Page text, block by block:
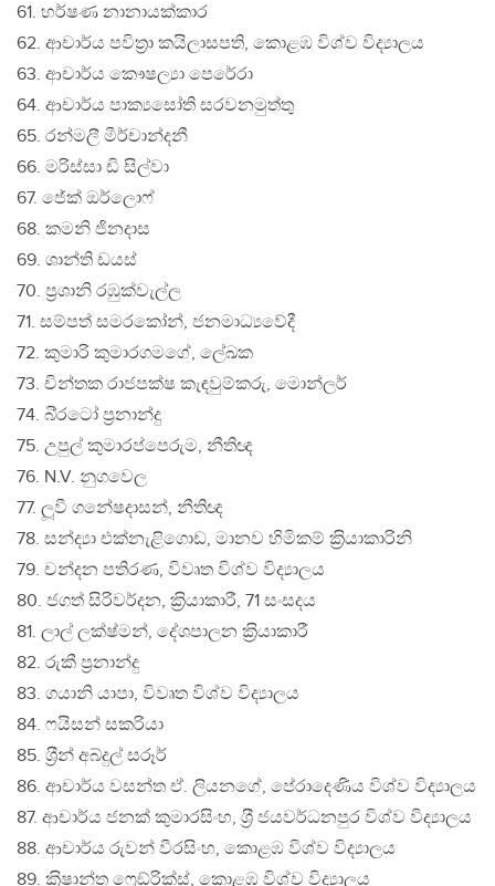
61. හර්ෂණ නානායක්කාර
62. ආචාර්ය පවිත‍්‍රා කයිලාසපති, කොළඹ විශ්ව විද්‍යාලය
63. ආචාර්ය කෞෂල්‍යා පෙරේරා
64. ආචාර්ය පාක්‍යසෝති සරවනමුත්තු
65. රන්මලී මීර්චාන්දනී
66. මරිස්සා ඩි සිල්වා
67. ජේක් ඔර්ලොෆ්
68. කමනි ජිනදාස
69. ශාන්ති ඩයස්
70. ප‍්‍රශානි රඹුක්වැල්ල
71. සම්පත් සමරකෝන්, ජනමාධ්‍යවේදී
72. කුමාරි කුමාරගමගේ, ලේඛක
73. චින්තක රාජපක්ෂ කැඳවුම්කරු, මොන්ලර්
74. බි‍්‍රටෝ ප‍්‍රනාන්දු
75. උපුල් කුමාරප්පෙරුම, නීතිඥ
76. N.V. නුගවෙල
77. ලූවී ගනේෂදාසන්, නීතිඥ
78. සන්ද්‍යා එක්නැළිගොඩ, මානව හිමිකම් ක‍්‍රියාකාරිනි
79. චන්දන පතිරණ, විවෘත විශ්ව විද්‍යාලය
80. ජගත් සිරිවර්දන, ක‍්‍රියාකාරී, 71 සංසදය
81. ලාල් ලක්ෂ්මන්, දේශපාලන ක‍්‍රියාකාරී
82. රුකී ප‍්‍රනාන්දු
83. ගයානි යාපා, විවෘත විශ්ව විද්‍යාලය
84. ෆයිසන් සකරියා
85. ශ‍්‍රීන් අබ්දුල් සරූර්
86. ආචාර්ය වසන්ත ඒ. ලියනගේ, පේරාදෙණිය විශ්ව විද්‍යාලය
87. ආචාර්ය ජනක් කුමාරසිංහ, ශ‍්‍රී ජයවර්ධනපුර විශ්ව විද්‍යාලය
88. ආචාර්ය රුවන් වීරසිංහ, කොළඹ විශ්ව විද්‍යාලය
89. ක‍්‍රිෂාන්ත ෆ්‍රෙඞ්රික්ස්, කොළඹ විශ්ව විද්‍යාලය